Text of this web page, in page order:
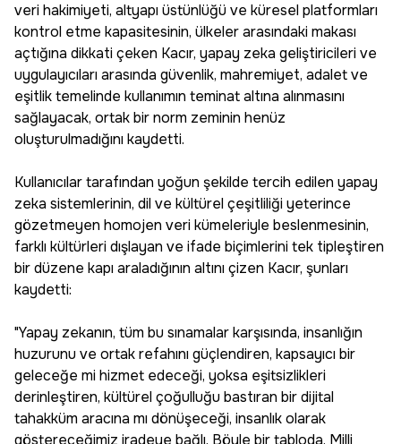
veri hakimiyeti, altyapı üstünlüğü ve küresel platformları
kontrol etme kapasitesinin, ülkeler arasındaki makası
açtığına dikkati çeken Kacır, yapay zeka geliştiricileri ve
uygulayıcıları arasında güvenlik, mahremiyet, adalet ve
eşitlik temelinde kullanımın teminat altına alınmasını
sağlayacak, ortak bir norm zeminin henüz
oluşturulmadığını kaydetti.
Kullanıcılar tarafından yoğun şekilde tercih edilen yapay
zeka sistemlerinin, dil ve kültürel çeşitliliği yeterince
gözetmeyen homojen veri kümeleriyle beslenmesinin,
farklı kültürleri dışlayan ve ifade biçimlerini tek tipleştiren
bir düzene kapı araladığının altını çizen Kacır, şunları
kaydetti:
"Yapay zekanın, tüm bu sınamalar karşısında, insanlığın
huzurunu ve ortak refahını güçlendiren, kapsayıcı bir
geleceğe mi hizmet edeceği, yoksa eşitsizlikleri
derinleştiren, kültürel çoğulluğu bastıran bir dijital
tahakküm aracına mı dönüşeceği, insanlık olarak
göstereceğimiz iradeye bağlı. Böyle bir tabloda, Milli